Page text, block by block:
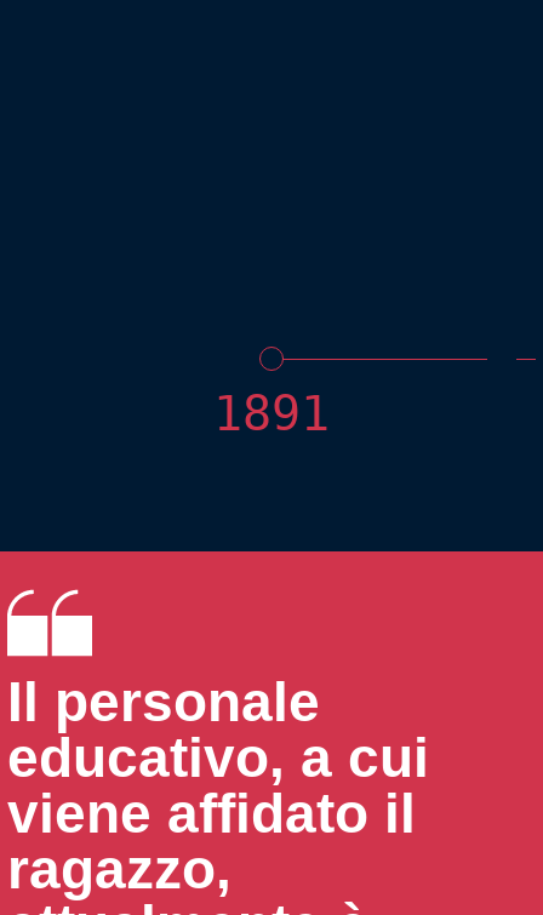
1891
Il personale
educativo, a cui
viene affidato il
ragazzo,